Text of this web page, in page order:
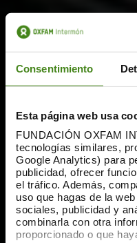
Consentimiento
Esta página web usa
FUNDACIÓN OXFAM
tecnologías similares,
Google Analytics) para
publicidad, ofrecer
el tráfico. Además,
uso que hagas de la
sociales, publicidad y
combinarla con otra
proporcionado o que